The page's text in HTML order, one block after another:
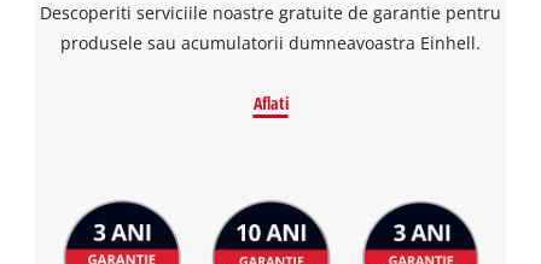
Descoperiti serviciile noastre gratuite de garantie pentru
produsele sau acumulatorii dumneavoastra Einhell.
Aflati